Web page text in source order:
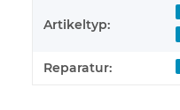
Artikeltyp:
Reparatur: